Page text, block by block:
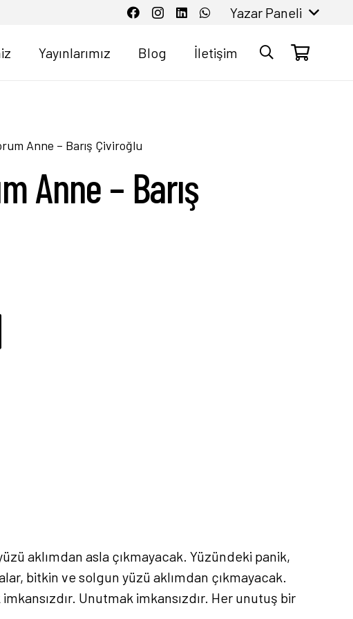
Yazar Paneli
Yayınlarımız Blog İletişim
Anne – Barış Çiviroğlu
Anne – Barış
aklımdan asla çıkmayacak. Yüzündeki panik,
bitkin ve solgun yüzü aklımdan çıkmayacak.
Unutmak imkansızdır. Her unutuş bir